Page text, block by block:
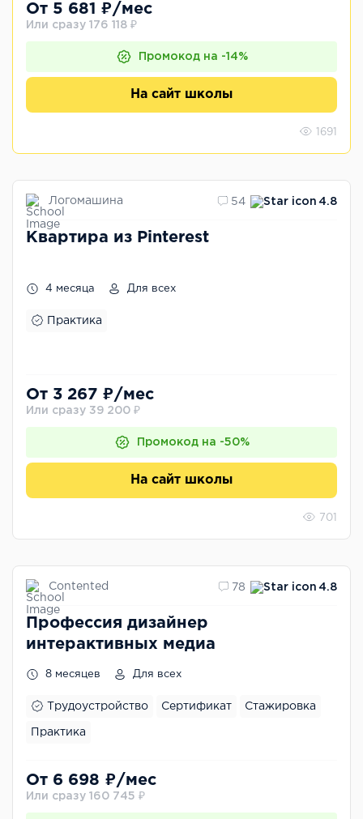
От 5 681 ₽/мес
Или сразу 176 118 ₽
Промокод на -14%
На сайт школы
1691
Логомашина 54 4.8
Квартира из Pinterest
4 месяца Для всех
Практика
От 3 267 ₽/мес
Или сразу 39 200 ₽
Промокод на -50%
На сайт школы
701
Contented 78 4.8
Профессия дизайнер
интерактивных медиа
8 месяцев Для всех
Трудоустройство Сертификат Стажировка
Практика
От 6 698 ₽/мес
Или сразу 160 745 ₽